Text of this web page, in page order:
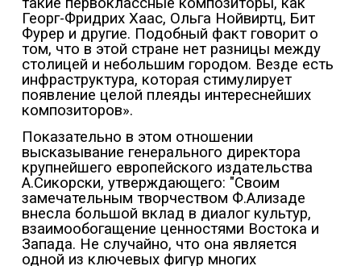
Георг-Фридрих Хаас, Ольга Нойвиртц, Бит
Фурер и другие. Подобный факт говорит о
том, что в этой стране нет разницы между
столицей и небольшим городом. Везде есть
инфраструктура, которая стимулирует
появление целой плеяды интереснейших
композиторов».
Показательно в этом отношении
высказывание генерального директора
крупнейшего европейского издательства
А.Сикорски, утверждающего: "Своим
замечательным творчеством Ф.Ализаде
внесла большой вклад в диалог культур,
взаимообогащение ценностями Востока и
Запада. Не случайно, что она является
одной из ключевых фигур многих